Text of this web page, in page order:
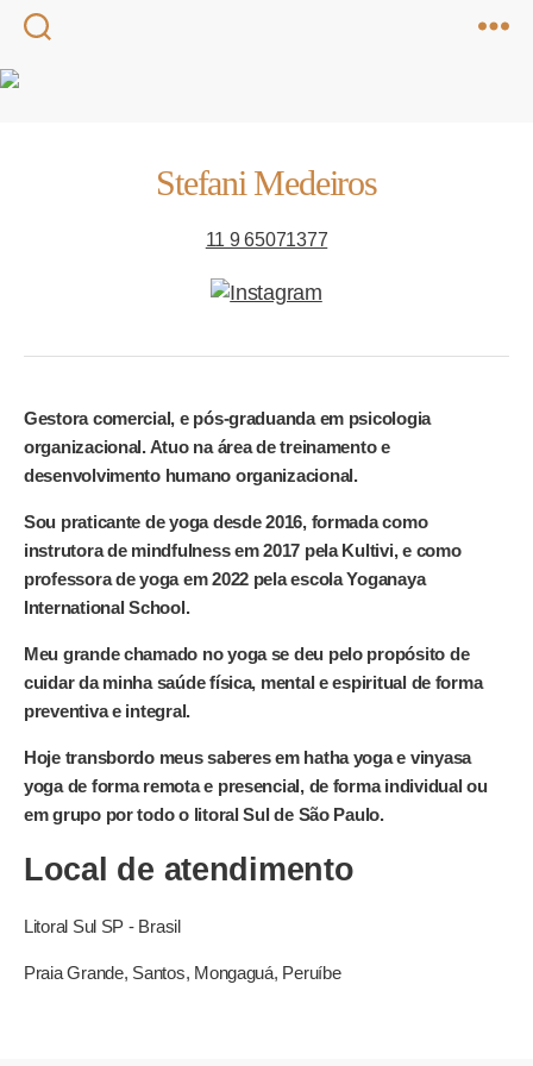
Stefani Medeiros
11 9 65071377
Gestora comercial, e pós-graduanda em psicologia
organizacional. Atuo na área de treinamento e
desenvolvimento humano organizacional.
Sou praticante de yoga desde 2016, formada como
instrutora de mindfulness em 2017 pela Kultivi, e como
professora de yoga em 2022 pela escola Yoganaya
International School.
Meu grande chamado no yoga se deu pelo propósito de
cuidar da minha saúde física, mental e espiritual de forma
preventiva e integral.
Hoje transbordo meus saberes em hatha yoga e vinyasa
yoga de forma remota e presencial, de forma individual ou
em grupo por todo o litoral Sul de São Paulo.
Local de atendimento
Litoral Sul SP - Brasil
Praia Grande, Santos, Mongaguá, Peruíbe